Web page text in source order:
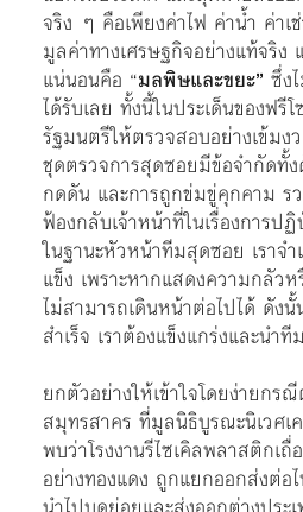
จริง ๆ คือเพียงค่าไฟ ค่าน้ำ ค่าเ
มูลค่าทางเศรษฐกิจอย่างแท้จริง
แน่นอนคือ “มลพิษและขยะ” ซึ่ง
ได้รับเลย ทั้งนี้ในประเด็นของฟรี
รัฐมนตรีให้ตรวจสอบอย่างเข้มง
ชุดตรวจการสุดซอยมีข้อจำกัดทั้
กดดัน และการถูกข่มขู่คุกคาม ร
ฟ้องกลับเจ้าหน้าที่ในเรื่องการป
ในฐานะหัวหน้าทีมสุดซอย เราจ
แข็ง เพราะหากแสดงความกลัว
ไม่สามารถเดินหน้าต่อไปได้ ดัง
สำเร็จ เราต้องแข็งแกร่งและนำ
ยกตัวอย่างให้เข้าใจโดยง่ายก
สมุทรสาคร ที่มูลนิธิบูรณะนิเวศเ
พบว่าโรงงานรีไซเคิลพลาสติกเ
อย่างทองแดง ถูกแยกออกส่งต่อไ